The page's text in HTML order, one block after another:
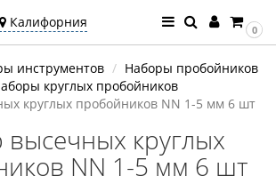
Калифорния
Калифорния
Угадали?
0
инструментов
Наборы пробойников
круглых пробойников
круглых пробойников NN 1-5 мм 6 шт
круглых
NN 1-5 мм 6 шт